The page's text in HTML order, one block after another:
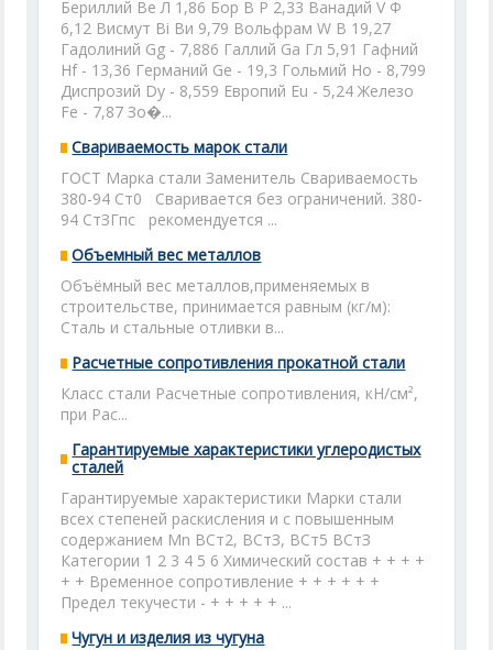
Бериллий Ве Л 1,86 Бор В Р 2,33 Ванадий V Ф
6,12 Висмут Вi Ви 9,79 Вольфрам W В 19,27
Гадолиний Gg - 7,886 Галлий Ga Гл 5,91 Гафний
Hf - 13,36 Германий Ge - 19,3 Гольмий Но - 8,799
Диспрозий Dy - 8,559 Европий Eu - 5,24 Железо
Fe - 7,87 Зо�...
Свариваемость марок стали
ГОСТ Марка стали Заменитель Свариваемость
380-94 Ст0 Сваривается без ограничений. 380-
94 СтЗГпс рекомендуется ...
Объемный вес металлов
Объёмный вес металлов,применяемых в
строительстве, принимается равным (кг/м):
Сталь и стальные отливки в...
Расчетные сопротивления прокатной стали
Класс стали Расчетные сопротивления, кН/см²,
при Рас...
Гарантируемые характеристики углеродистых
сталей
Гарантируемые характеристики Марки стали
всех степеней раскисления и с повышенным
содержанием Mn ВСт2, ВСтЗ, ВСт5 ВСтЗ
Категории 1 2 3 4 5 6 Химический состав + + + +
+ + Временное сопротивление + + + + + +
Предел текучести - + + + + + ...
Чугун и изделия из чугуна